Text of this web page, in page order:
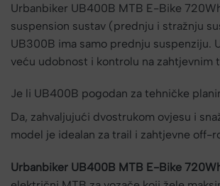
Urbanbiker UB400B MTB E-Bike
suspension sustav (prednju i stražnju
UB300B ima samo prednju suspenziju.
veću udobnost i kontrolu na zahtjevnim
Je li UB400B pogodan za tehničke
Da, zahvaljujući dvostrukom ovjesu i
model je idealan za trail i zahtjevne off-
Urbanbiker UB400B MTB E-Bike